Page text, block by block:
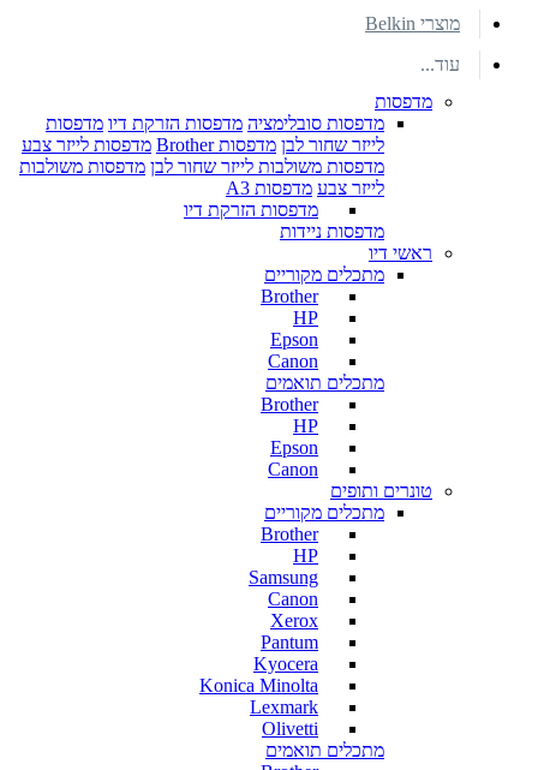
מוצרי Belkin
עוד...
מדפסות
מדפסות סובלימציה מדפסות הזרקת דיו מדפסות
לייזר שחור לבן מדפסות Brother
מדפסות לייזר צבע
מדפסות משולבות לייזר שחור לבן מדפסות משולבות
לייזר צבע מדפסות A3
מדפסות הזרקת דיו
מדפסות ניידות
ראשי דיו
מתכלים מקוריים
Brother
HP
Epson
Canon
מתכלים תואמים
Brother
HP
Epson
Canon
טונרים ותופים
מתכלים מקוריים
Brother
HP
Samsung
Canon
Xerox
Pantum
Kyocera
Konica Minolta
Lexmark
Olivetti
מתכלים תואמים